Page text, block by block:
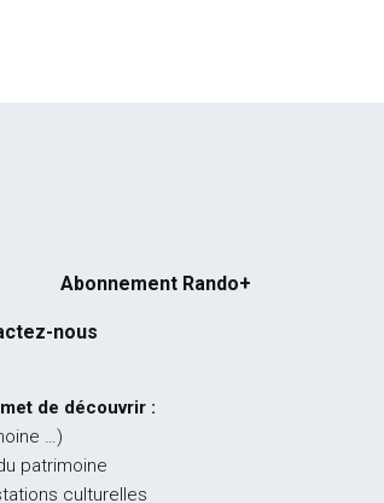
Abonnement Rando+
nous
de découvrir :
…)
patrimoine
culturelles